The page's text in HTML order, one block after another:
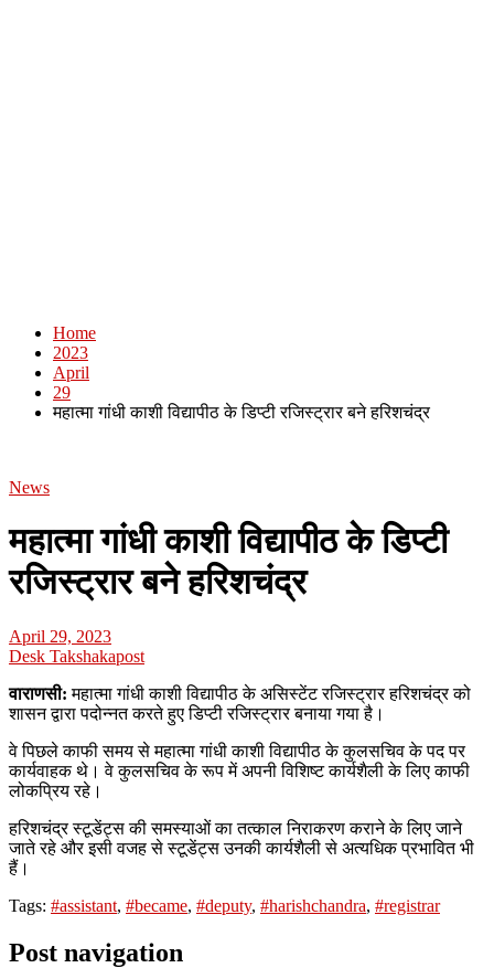
Home
2023
April
29
महात्मा गांधी काशी विद्यापीठ के डिप्टी रजिस्ट्रार बने हरिशचंद्र
News
महात्मा गांधी काशी विद्यापीठ के डिप्टी
रजिस्ट्रार बने हरिशचंद्र
April 29, 2023
Desk Takshakapost
वाराणसी: महात्मा गांधी काशी विद्यापीठ के असिस्टेंट रजिस्ट्रार हरिशचंद्र को
शासन द्वारा पदोन्नत करते हुए डिप्टी रजिस्ट्रार बनाया गया है।
वे पिछले काफी समय से महात्मा गांधी काशी विद्यापीठ के कुलसचिव के पद पर
कार्यवाहक थे। वे कुलसचिव के रूप में अपनी विशिष्ट कार्यशैली के लिए काफी
लोकप्रिय रहे।
हरिशचंद्र स्टूडेंट्स की समस्याओं का तत्काल निराकरण कराने के लिए जाने
जाते रहे और इसी वजह से स्टूडेंट्स उनकी कार्यशैली से अत्यधिक प्रभावित भी
हैं।
Tags: #assistant, #became, #deputy, #harishchandra, #registrar
Post navigation